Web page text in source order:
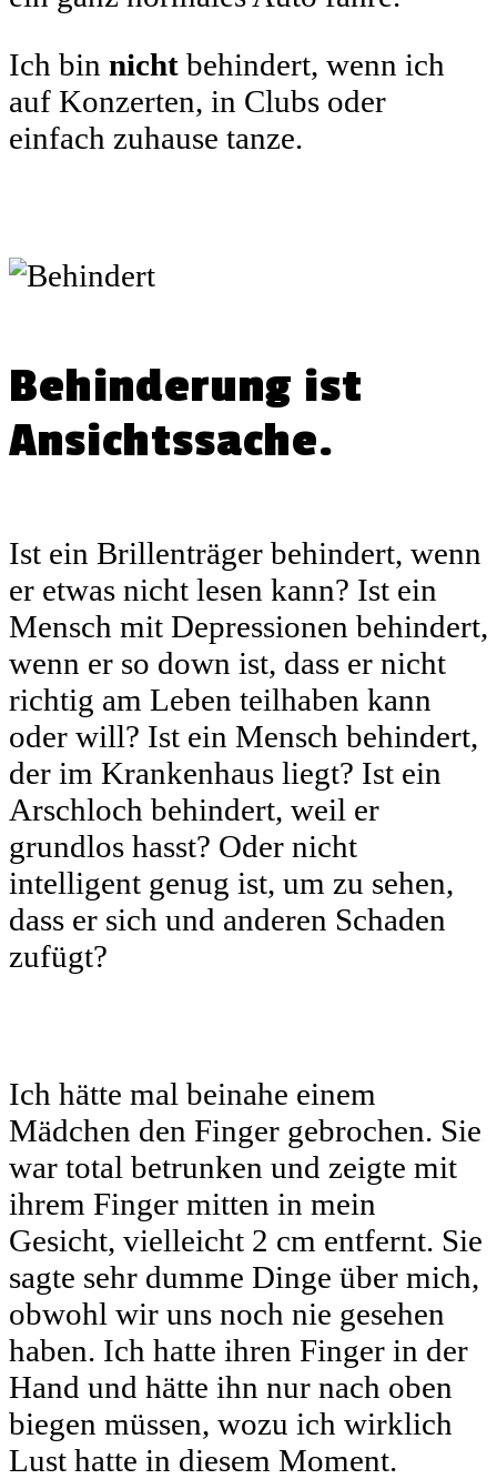
Ich bin nicht behindert, wenn ich
auf Konzerten, in Clubs oder
einfach zuhause tanze.
Behinderung ist
Ansichtssache.
Ist ein Brillenträger behindert, wenn
er etwas nicht lesen kann? Ist ein
Mensch mit Depressionen behindert,
wenn er so down ist, dass er nicht
richtig am Leben teilhaben kann
oder will? Ist ein Mensch behindert,
der im Krankenhaus liegt? Ist ein
Arschloch behindert, weil er
grundlos hasst? Oder nicht
intelligent genug ist, um zu sehen,
dass er sich und anderen Schaden
zufügt?
Ich hätte mal beinahe einem
Mädchen den Finger gebrochen. Sie
war total betrunken und zeigte mit
ihrem Finger mitten in mein
Gesicht, vielleicht 2 cm entfernt. Sie
sagte sehr dumme Dinge über mich,
obwohl wir uns noch nie gesehen
haben. Ich hatte ihren Finger in der
Hand und hätte ihn nur nach oben
biegen müssen, wozu ich wirklich
Lust hatte in diesem Moment.